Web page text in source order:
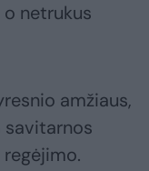
netrukus
amžiaus,